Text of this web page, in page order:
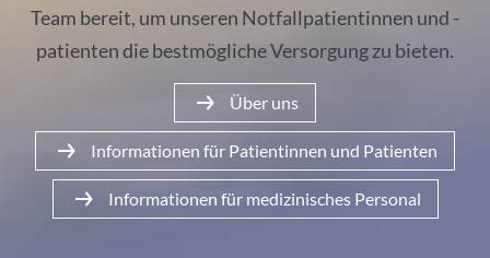
Team bereit, um unseren Notfallpatientinnen und -
patienten die bestmögliche Versorgung zu bieten.
Über uns
Informationen für Patientinnen und Patienten
Informationen für medizinisches Personal